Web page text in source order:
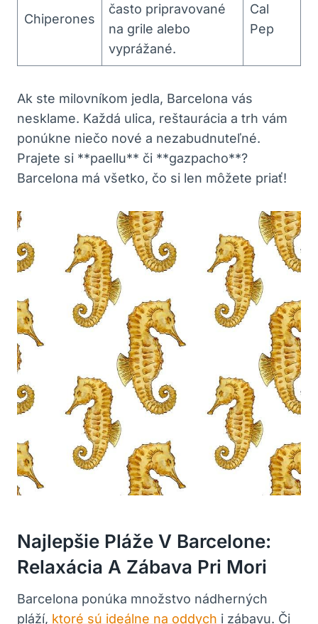
Chiperones
často pripravované
na grile alebo
vyprážané.
Cal
Pep
Ak ste milovníkom jedla, Barcelona vás
nesklame. Každá ulica, reštaurácia a trh vám
ponúkne niečo nové a nezabudnuteľné.
Prajete si **paellu** či **gazpacho**?
Barcelona má všetko, čo si len môžete priať!
Najlepšie Pláže V Barcelone:
Relaxácia A Zábava Pri Mori
Barcelona ponúka množstvo nádherných
pláží, ktoré sú ideálne na oddych i zábavu. Či